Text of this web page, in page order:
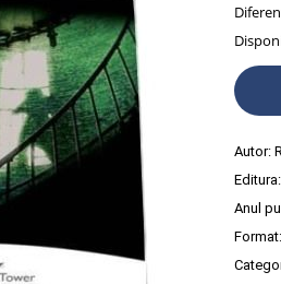
Autor:
Editura:
Anul